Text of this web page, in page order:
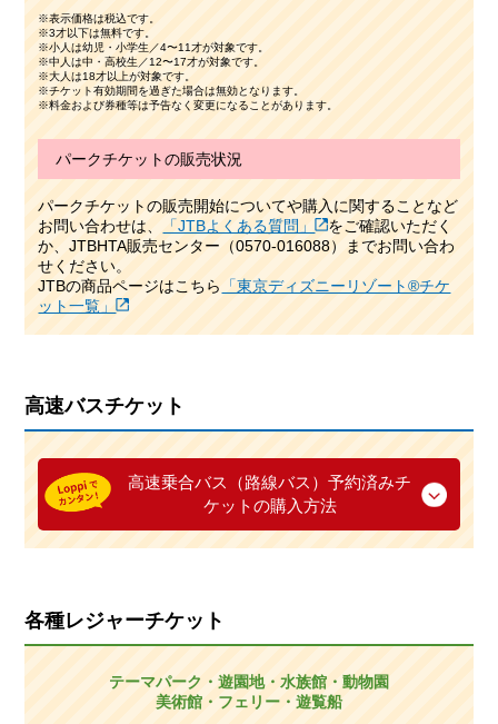
※表示価格は税込です。
※3才以下は無料です。
※小人は幼児・小学生／4〜11才が対象です。
※中人は中・高校生／12〜17才が対象です。
※大人は18才以上が対象です。
※チケット有効期間を過ぎた場合は無効となります。
※料金および券種等は予告なく変更になることがあります。
パークチケットの販売状況
パークチケットの販売開始についてや購入に関することなど
お問い合わせは、
「JTBよくある質問」
をご確認いただく
か、JTBHTA販売センター（0570-016088）までお問い合わ
せください。
JTBの商品ページはこちら
「東京ディズニーリゾート®チケ
ット一覧」
高速バスチケット
高速乗合バス（路線バス）予約済みチ
ケットの購入方法
各種レジャーチケット
テーマパーク・遊園地・水族館・動物園
美術館・フェリー・遊覧船